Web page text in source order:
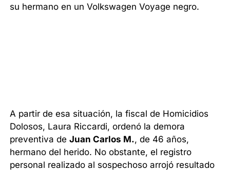
su hermano en un Volkswagen Voyage negro.
A partir de esa situación, la fiscal de Homicidios
Dolosos, Laura Riccardi, ordenó la demora
preventiva deJuan Carlos M., de 46 años,
hermano del herido. No obstante, el registro
personal realizado al sospechoso arrojó resultado